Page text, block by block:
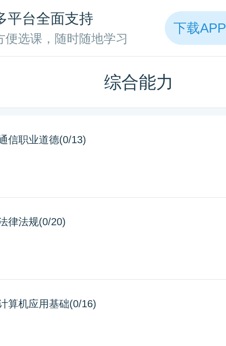
平台全面支持
便选课，随时随地学习
下载APP
综合能力
信职业道德(0/13)
律法规(0/20)
算机应用基础(0/16)